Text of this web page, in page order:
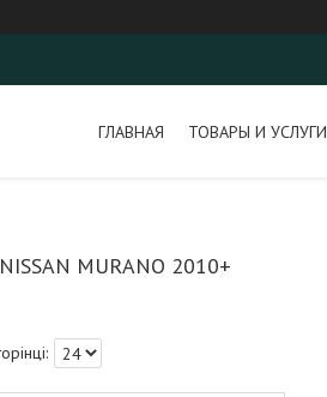
ГЛАВНАЯ ТОВАРЫ И УСЛУГИ
NISSAN MURANO 2010+